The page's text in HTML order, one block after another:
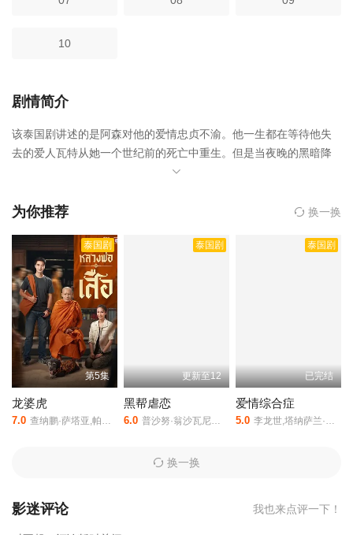
10
剧情简介
该泰国剧讲述的是阿森对他的爱情忠贞不渝。他一生都在等待他失
去的爱人瓦特从她一个世纪前的死亡中重生。但是当夜晚的黑暗降
临时，他会被五色之石的力量强行折磨。如果他不能在本世纪的时
的力量变成他永恒的诅咒之前，这个世纪就要结束了。他遇到了维
眼就被维尔吓到了，但这个不相干的男孩其实是他心爱的瓦特，他
期待了将近一个世纪的人，世纪之爱是由暂无执导,皮塔亚·萨丘安,
坎塔蓬·晋达塔维彭,彭佩特齐·潘功,War,Jirawat,Vachirasarunpatra,
塔农萨·苏帕坎,朋拉维·凯普拉帕功等人主演的,于2024年上映。
赞助院线：策驰影院，星辰影院，星空影院，西瓜影院，抖音短剧
视频等40集全集完整版资源免费在线观看。
为你推荐 换一换
泰国剧
第5集
龙婆虎
7.0 查纳鹏·萨塔亚,帕塔查雅·平莎莫,维察亚蓬·亚姆萨德,Tide·Ekkapun·Bunluerit,Thanutsaluk·Hudson,Ndol·Knin
泰国剧
更新至12
黑帮虐恋
6.0 普沙努·翁沙瓦尼查功,萨兰·阿南塔瑟塔功
泰国剧
已完结
爱情综合症
5.0 李龙世,塔纳萨兰·萨姆通莱
换一换
影迷评论 我也来点评一下！